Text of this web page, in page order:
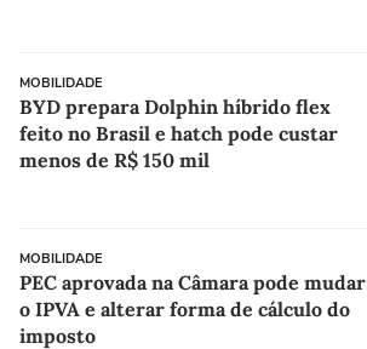
MOBILIDADE
BYD prepara Dolphin híbrido flex
feito no Brasil e hatch pode custar
menos de R$ 150 mil
MOBILIDADE
PEC aprovada na Câmara pode mudar
o IPVA e alterar forma de cálculo do
imposto